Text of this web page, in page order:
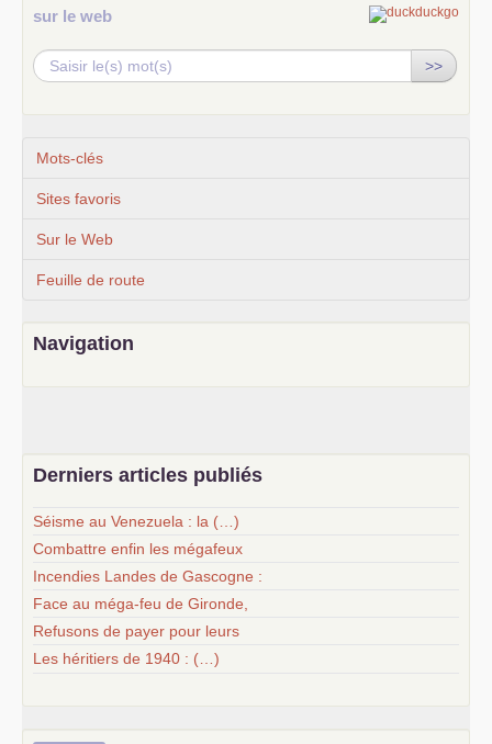
sur le web
>>
Mots-clés
Sites favoris
Sur le Web
Feuille de route
Navigation
Derniers articles publiés
Séisme au Venezuela : la (…)
Combattre enfin les mégafeux
Incendies Landes de Gascogne :
Face au méga-feu de Gironde,
Refusons de payer pour leurs
Les héritiers de 1940 : (…)